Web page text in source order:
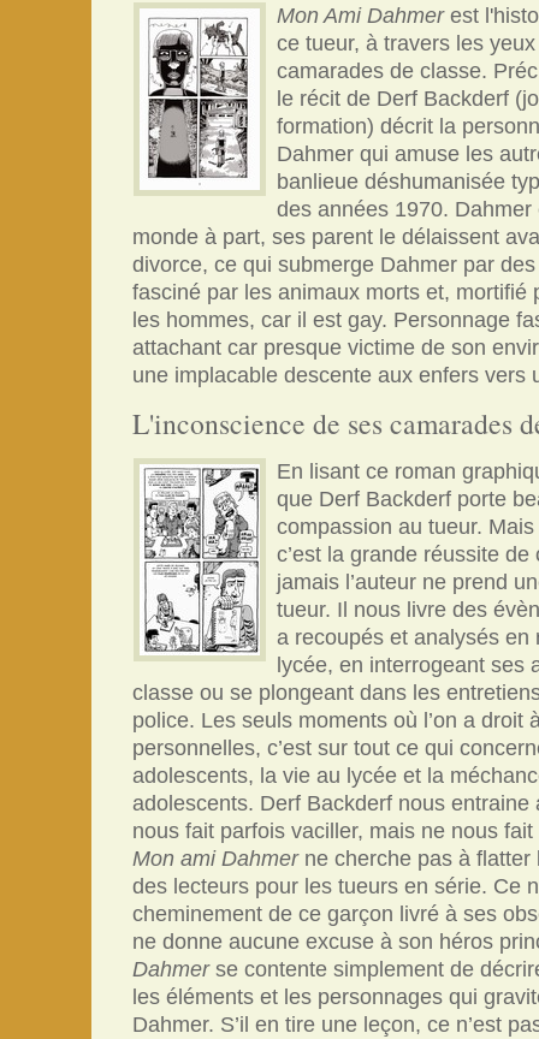
Mon Ami Dahmerest
ce tueur, à travers les yeux
camarades de classe.
le récit de Derf Backderf
formation) décrit la
Dahmer qui amuse les
banlieue déshumanisée
des années 1970.
monde à part, ses parent le délaissent
divorce, ce qui submerge Dahmer par
fasciné par les animaux morts et, mortifié
les hommes, car il est gay. Personnage
attachant car presque victime de son
une implacable descente aux enfers vers
L'inconscience de ses camarades
En lisant ce roman
que Derf Backderf porte
compassion au tueur.
c’est la grande réussite
jamais l’auteur ne prend
tueur. Il nous livre des
a recoupés et analysés en
lycée, en interrogeant ses
classe ou se plongeant dans les
police. Les seuls moments où l’on a droit
personnelles, c’est sur tout ce qui
adolescents, la vie au lycée et la
adolescents. Derf Backderf nous entraine
nous fait parfois vaciller, mais ne nous
Mon ami Dahmerne cherche pas à flatter
des lecteurs pour les tueurs en série. Ce
cheminement de ce garçon livré à ses
ne donne aucune excuse à son héros
Dahmerse contente simplement de
les éléments et les personnages qui
Dahmer. S’il en tire une leçon, ce n’est